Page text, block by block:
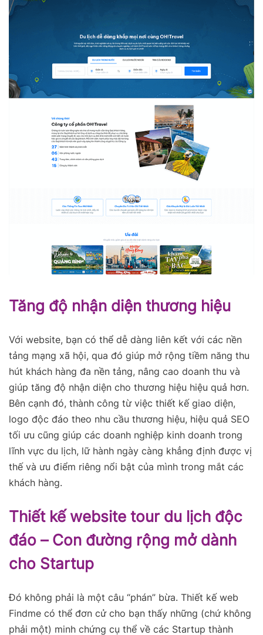
Tăng độ nhận diện thương hiệu
Với website, bạn có thể dễ dàng liên kết với các nền
tảng mạng xã hội, qua đó giúp mở rộng tiềm năng thu
hút khách hàng đa nền tảng, nâng cao doanh thu và
giúp tăng độ nhận diện cho thương hiệu hiệu quả hơn.
Bên cạnh đó, thành công từ việc thiết kế giao diện,
logo độc đáo theo nhu cầu thương hiệu, hiệu quả SEO
tối ưu cũng giúp các doanh nghiệp kinh doanh trong
lĩnh vực du lịch, lữ hành ngày càng khẳng định được vị
thế và ưu điểm riêng nổi bật của mình trong mắt các
khách hàng.
Thiết kế website tour du lịch độc
đáo – Con đường rộng mở dành
cho Startup
Đó không phải là một câu “phán” bừa. Thiết kế web
Findme có thể đơn cử cho bạn thấy những (chứ không
phải một) minh chứng cụ thể về các Startup thành